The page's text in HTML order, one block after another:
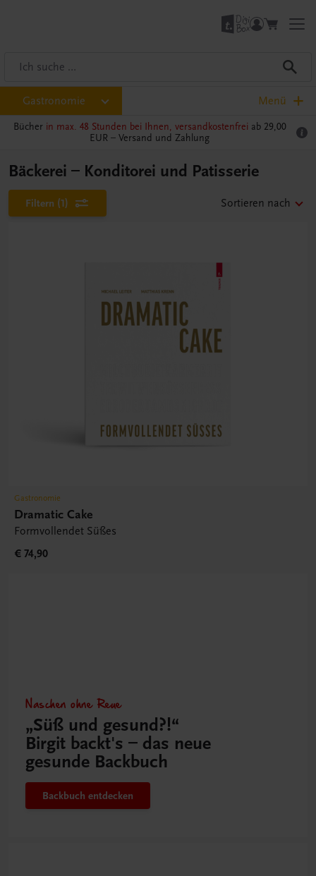
Gastronomie Menü
Bücher in max. 48 Stunden bei Ihnen, versandkostenfrei ab 29,00
EUR – Versand und Zahlung
Bäckerei – Konditorei und Patisserie
Filtern (1) Sortieren nach
Gastronomie
Dramatic Cake
Formvollendet Süßes
€ 74,90
Naschen ohne Reue
„Süß und gesund?!“
Birgit backt's – das neue
gesunde Backbuch
Backbuch entdecken